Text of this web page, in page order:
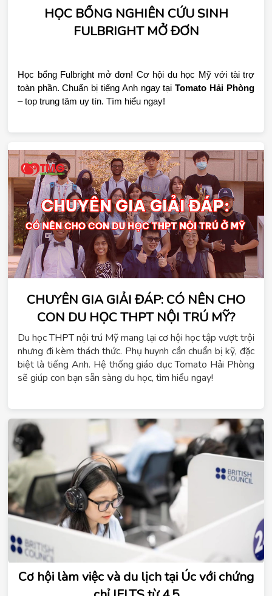
HỌC BỔNG NGHIÊN CỨU SINH
FULBRIGHT MỞ ĐƠN
Học bổng Fulbright mở đơn! Cơ hội du học Mỹ với tài trợ
toàn phần. Chuẩn bị tiếng Anh ngay tại Tomato Hải Phòng
– top trung tâm uy tín. Tìm hiểu ngay!
CHUYÊN GIA GIẢI ĐÁP: CÓ NÊN CHO
CON DU HỌC THPT NỘI TRÚ MỸ?
Du học THPT nội trú Mỹ mang lại cơ hội học tập vượt trội
nhưng đi kèm thách thức. Phụ huynh cần chuẩn bị kỹ, đặc
biệt là tiếng Anh. Hệ thống giáo dục Tomato Hải Phòng
sẽ giúp con bạn sẵn sàng du học, tìm hiểu ngay!
Cơ hội làm việc và du lịch tại Úc với chứng